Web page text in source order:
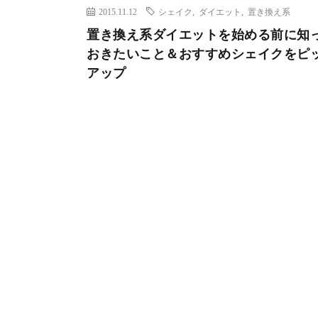
2015.11.12 シェイク ダイエット 置き換え系
置き換え系ダイエットを始める前に知
おきたいこと＆おすすめシェイクをピ
アップ